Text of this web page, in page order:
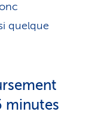
quelque
minutes